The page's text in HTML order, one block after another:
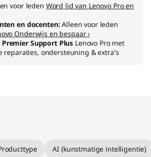
voor leden Word lid van Lenovo Pro en
en docenten:Alleen voor leden
Onderwijs en bespaar ›
Premier Support Plus Lenovo Pro met
reparaties, ondersteuning & extra's
AI (kunstmatige intelligentie)